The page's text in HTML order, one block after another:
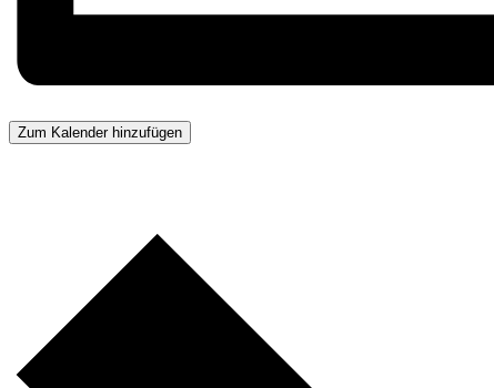
Zum Kalender hinzufügen